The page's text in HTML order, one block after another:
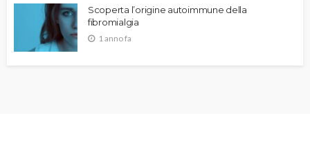
Scoperta l’origine autoimmune della
fibromialgia
1 anno fa